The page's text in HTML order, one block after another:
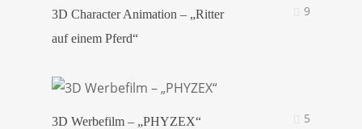
3D Character Animation – „Ritter
auf einem Pferd“
9
3D Werbefilm – „PHYZEX“ 5